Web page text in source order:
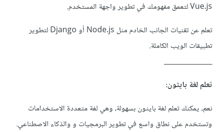
Vue.js لتعمق مفهومك في تطوير واجهة المستخدم.
تعلم عن تقنيات الجانب الخادم مثل Node.js أو Django لتطوير
تطبيقات الويب الكاملة.
______________
تعلم لغة بايثون:
نعم، يمكنك تعلم لغة بايثون بسهولة، وهي لغة متعددة الاستخدامات
وتستخدم على نطاق واسع في تطوير البرمجيات و والذكاء الاصطناعي.